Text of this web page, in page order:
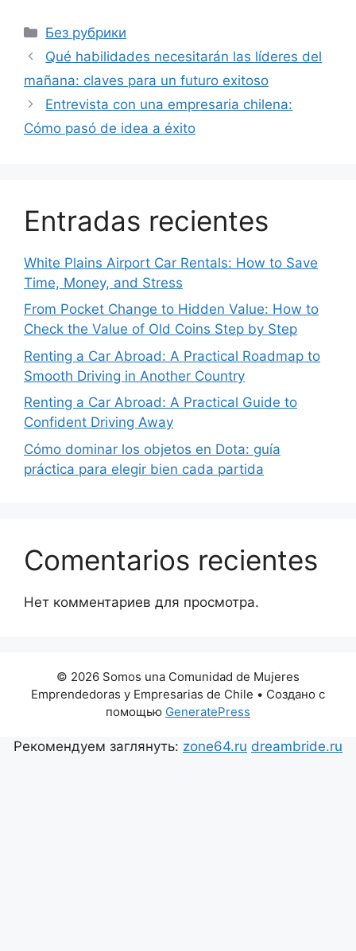
Рубрики
Без рубрики
Qué habilidades necesitarán las líderes del
mañana: claves para un futuro exitoso
Entrevista con una empresaria chilena:
Cómo pasó de idea a éxito
Entradas recientes
White Plains Airport Car Rentals: How to Save
Time, Money, and Stress
From Pocket Change to Hidden Value: How to
Check the Value of Old Coins Step by Step
Renting a Car Abroad: A Practical Roadmap to
Smooth Driving in Another Country
Renting a Car Abroad: A Practical Guide to
Confident Driving Away
Cómo dominar los objetos en Dota: guía
práctica para elegir bien cada partida
Comentarios recientes
Нет комментариев для просмотра.
© 2026 Somos una Comunidad de Mujeres
Emprendedoras y Empresarias de Chile • Создано с
помощью GeneratePress
Рекомендуем заглянуть: zone64.ru dreambride.ru